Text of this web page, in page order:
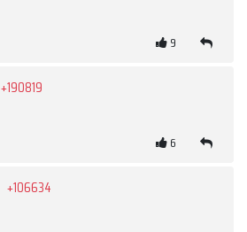
9
+190819
6
+106634